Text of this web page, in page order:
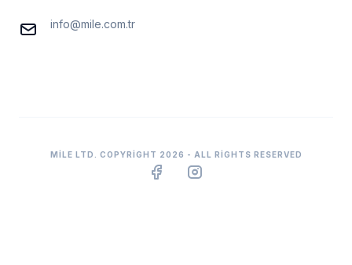
info@mile.com.tr
MILE LTD. COPYRIGHT 2026 - ALL RIGHTS RESERVED